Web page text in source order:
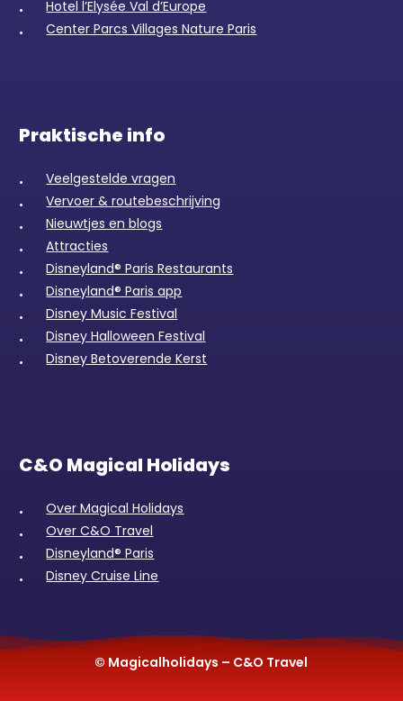
Hotel l’Elysée Val d’Europe
Center Parcs Villages Nature Paris
Praktische info
Veelgestelde vragen
Vervoer & routebeschrijving
Nieuwtjes en blogs
Attracties
Disneyland® Paris Restaurants
Disneyland® Paris app
Disney Music Festival
Disney Halloween Festival
Disney Betoverende Kerst
C&O Magical Holidays
Over Magical Holidays
Over C&O Travel
Disneyland® Paris
Disney Cruise Line
© Magicalholidays – C&O Travel